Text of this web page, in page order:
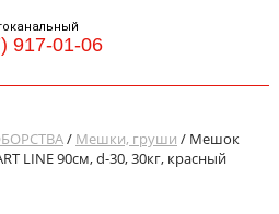
917-01-06
/ Мешки, груши / Мешок
LINE 90см, d-30, 30кг, красный